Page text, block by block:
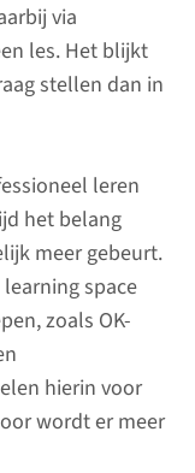
via
les. Het blijkt
stellen dan in
leren
het belang
meer gebeurt.
learning space
zoals OK-
hierin voor
wordt er meer
op
voor